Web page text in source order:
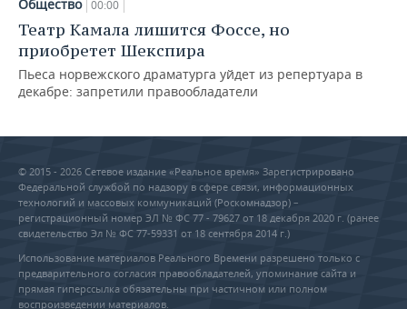
Общество 00:00
Театр Камала лишится Фоссе, но
приобретет Шекспира
Пьеса норвежского драматурга уйдет из репертуара в
декабре: запретили правообладатели
© 2015 - 2026 Сетевое издание «Реальное время» Зарегистрировано
Федеральной службой по надзору в сфере связи, информационных
технологий и массовых коммуникаций (Роскомнадзор) –
регистрационный номер ЭЛ № ФС 77 - 79627 от 18 декабря 2020 г. (ранее
свидетельство Эл № ФС 77-59331 от 18 сентября 2014 г.)
Использование материалов Реального Времени разрешено только с
предварительного согласия правообладателей, упоминание сайта и
прямая гиперссылка обязательны при частичном или полном
воспроизведении материалов.